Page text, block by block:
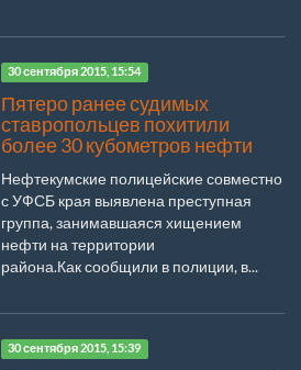
30 сентября 2015, 15:54
Пятеро ранее судимых
ставропольцев похитили
более 30 кубометров нефти
Нефтекумские полицейские совместно
с УФСБ края выявлена преступная
группа, занимавшаяся хищением
нефти на территории
района.Как сообщили в полиции, в...
30 сентября 2015, 15:39